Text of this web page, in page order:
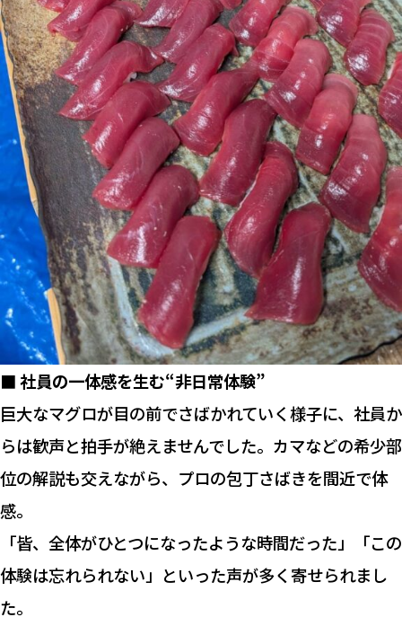
■ 社員の一体感を生む“非日常体験”
巨大なマグロが目の前でさばかれていく様子に、社員か
らは歓声と拍手が絶えませんでした。カマなどの希少部
位の解説も交えながら、プロの包丁さばきを間近で体
感。
「皆、全体がひとつになったような時間だった」「この
体験は忘れられない」といった声が多く寄せられまし
た。